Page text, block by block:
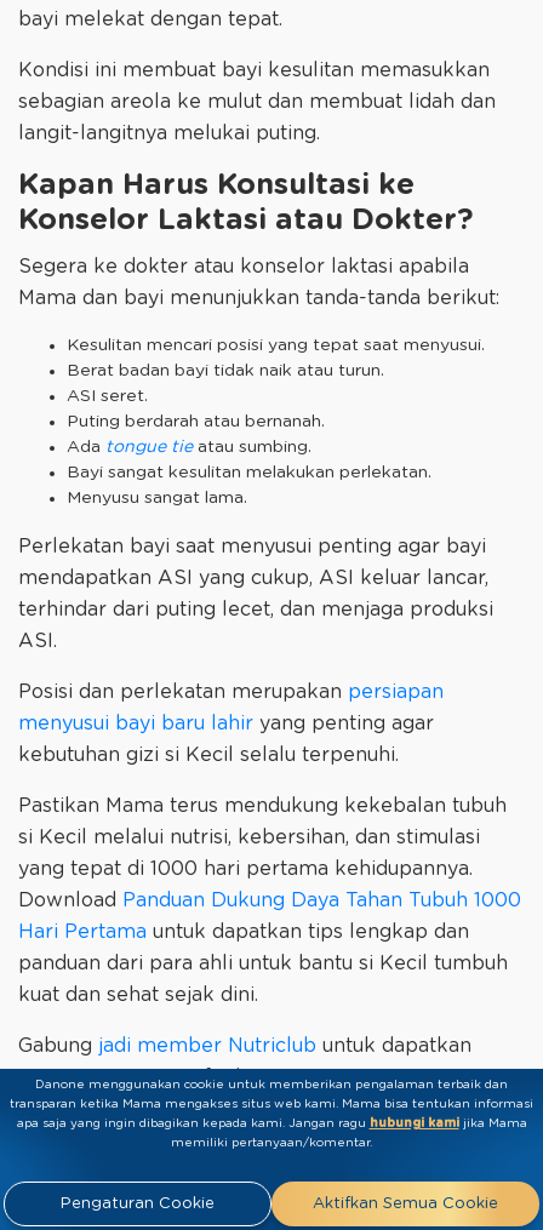
bayi melekat dengan tepat.
Kondisi ini membuat bayi kesulitan memasukkan
sebagian areola ke mulut dan membuat lidah dan
langit-langitnya melukai puting.
Kapan Harus Konsultasi ke
Konselor Laktasi atau Dokter?
Segera ke dokter atau konselor laktasi apabila
Mama dan bayi menunjukkan tanda-tanda berikut:
Kesulitan mencari posisi yang tepat saat menyusui.
Berat badan bayi tidak naik atau turun.
ASI seret.
Puting berdarah atau bernanah.
Ada tongue tieatau sumbing.
Bayi sangat kesulitan melakukan perlekatan.
Menyusu sangat lama.
Perlekatan bayi saat menyusui penting agar bayi
mendapatkan ASI yang cukup, ASI keluar lancar,
terhindar dari puting lecet, dan menjaga produksi
ASI.
Posisi dan perlekatan merupakan persiapan
menyusui bayi baru lahir yang penting agar
kebutuhan gizi si Kecil selalu terpenuhi.
Pastikan Mama terus mendukung kekebalan tubuh
si Kecil melalui nutrisi, kebersihan, dan stimulasi
yang tepat di 1000 hari pertama kehidupannya.
Download
Panduan Dukung Daya Tahan Tubuh 1000
Hari Pertama untuk dapatkan tips lengkap dan
panduan dari para ahli untuk bantu si Kecil tumbuh
kuat dan sehat sejak dini.
Gabung jadi member Nutriclub untuk dapatkan
ratusan expert-verified parenting content yang
terkurasi sesuai usia si Kecil, akses ke call center
yang terhubung langsung dengan ahli seputar nutrisi
exclusive rewards khusus untuk Mama dan si Kecil
Danone menggunakan cookie untuk memberikan pengalaman terbaik dan
transparan ketika Mama mengakses situs web kami. Mama bisa tentukan informasi
apa saja yang ingin dibagikan kepada kami.​ ​Jangan ragu hubungi kamijika Mama
memiliki pertanyaan/komentar.
Pengaturan Cookie Aktifkan Semua Cookie